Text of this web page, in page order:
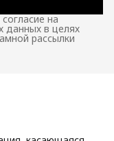
на
данных в целях
рассылки